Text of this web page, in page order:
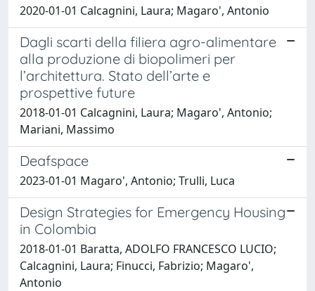
2020-01-01 Calcagnini, Laura; Magaro', Antonio
Dagli scarti della filiera agro-alimentare
alla produzione di biopolimeri per
l’architettura. Stato dell’arte e
prospettive future
2018-01-01 Calcagnini, Laura; Magaro', Antonio;
Mariani, Massimo
Deafspace
2023-01-01 Magaro', Antonio; Trulli, Luca
Design Strategies for Emergency Housing
in Colombia
2018-01-01 Baratta, ADOLFO FRANCESCO LUCIO;
Calcagnini, Laura; Finucci, Fabrizio; Magaro',
Antonio